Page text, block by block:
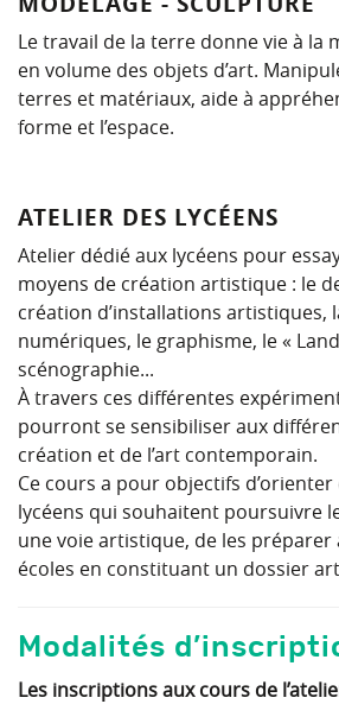
Le travail de la terre donne vie à la
en volume des objets d’art.
terres et matériaux, aide à
forme et l’espace.
ATELIER DES LYCÉENS
Atelier dédié aux lycéens pour
moyens de création artistique : le
création d’installations artistiques,
numériques, le graphisme, le «
scénographie...
À travers ces différentes
pourront se sensibiliser aux
création et de l’art contemporain.
Ce cours a pour objectifs d’orienter
lycéens qui souhaitent poursuivre
une voie artistique, de les préparer
écoles en constituant un dossier
Modalités
Les inscriptions aux cours de